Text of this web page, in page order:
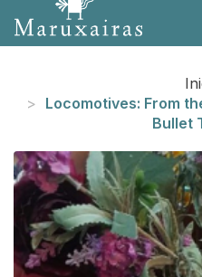
Locomotives: From
Bullet